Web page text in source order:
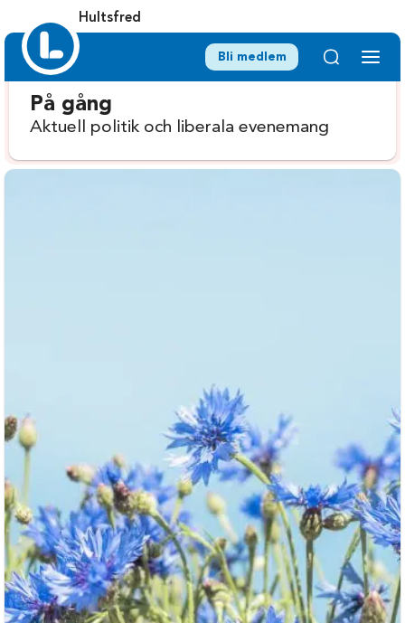
Hultsfred
Bli medlem
På gång
Aktuell politik och liberala evenemang